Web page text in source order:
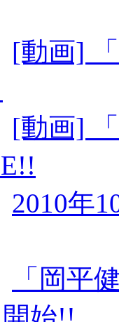
[動画]
[動画]
2010年
「岡平